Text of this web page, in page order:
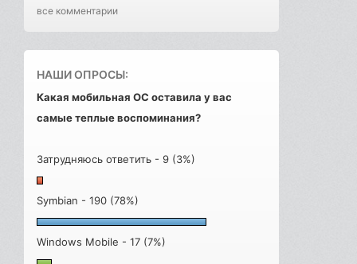
все комментарии
НАШИ ОПРОСЫ:
Какая мобильная ОС оставила у вас
самые теплые воспоминания?
Затрудняюсь ответить - 9 (3%)
Symbian - 190 (78%)
Windows Mobile - 17 (7%)